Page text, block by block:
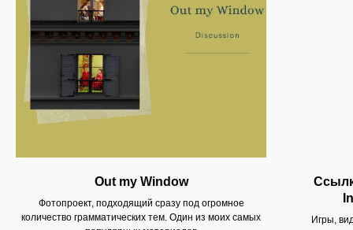
Out my Window
Фотопроект, подходящий сразу под огромное
количество грамматических тем. Один из моих самых
Игры,